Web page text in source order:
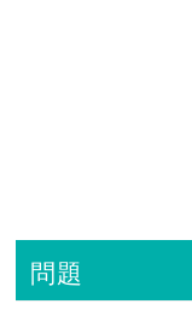
問題